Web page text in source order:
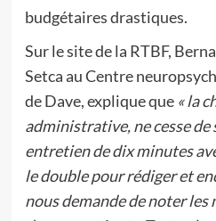
budgétaires drastiques.
Sur le site de la RTBF,
Setca au Centre
de Dave, explique que « la
administrative, ne cesse de
entretien de dix minutes
le double pour rédiger et
nous demande de noter